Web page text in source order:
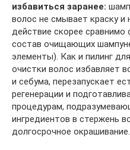
избавиться заранее:
волос не смывает краску и
действие скорее сравнимо
состав очищающих
элементы). Как и пилинг
очистки волос избавляет
и себума, перезапускает
регенерации и
процедурам,
ингредиентов в стержень
долгосрочное окрашивание.